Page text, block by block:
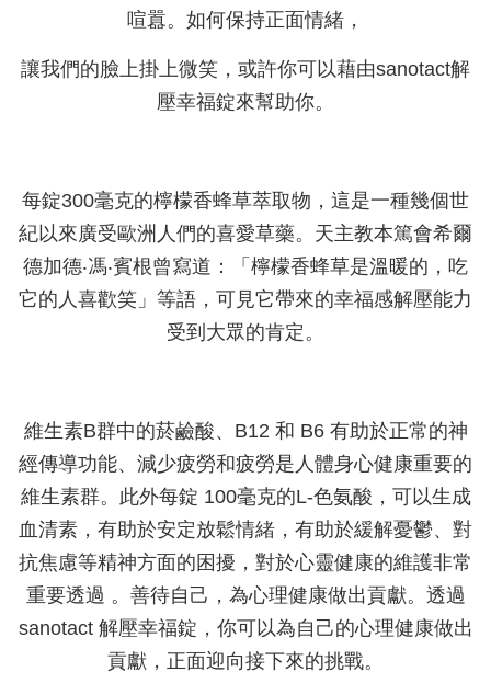
喧囂。如何保持正面情緒，
讓我們的臉上掛上微笑，或許你可以藉由sanotact解
壓幸福錠來幫助你。
每錠300毫克的檸檬香蜂草萃取物，這是一種幾個世
紀以來廣受歐洲人們的喜愛草藥。天主教本篤會希爾
德加德‧馮‧賓根曾寫道：「檸檬香蜂草是溫暖的，吃
它的人喜歡笑」等語，可見它帶來的幸福感解壓能力
受到大眾的肯定。
維生素B群中的菸鹼酸、B12 和 B6 有助於正常的神
經傳導功能、減少疲勞和疲勞是人體身心健康重要的
維生素群。此外每錠 100毫克的L-色氨酸，可以生成
血清素，有助於安定放鬆情緒，有助於緩解憂鬱、對
抗焦慮等精神方面的困擾，對於心靈健康的維護非常
重要透過 。善待自己，為心理健康做出貢獻。透過
sanotact 解壓幸福錠，你可以為自己的心理健康做出
貢獻，正面迎向接下來的挑戰。